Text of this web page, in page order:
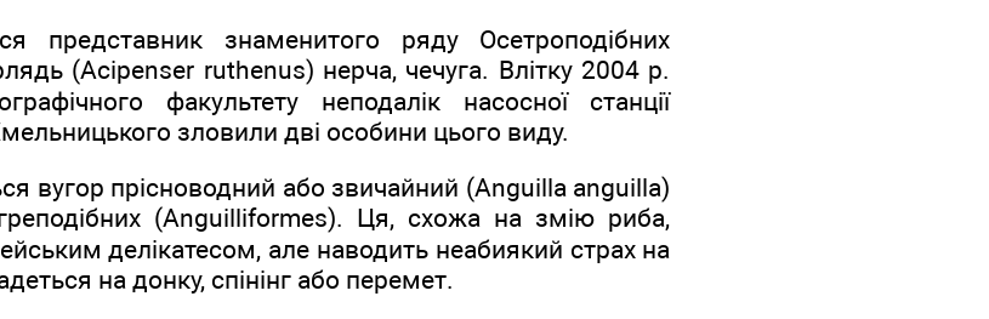
представник знаменитого ряду Осетроподібних
(Acipenser ruthenus) нерча, чечуга. Влітку 2004 р.
факультету неподалік насосної станції
зловили дві особини цього виду.
вугор прісноводний або звичайний (Anguilla anguilla)
(Anguilliformes). Ця, схожа на змію риба,
делікатесом, але наводить неабиякий страх на
на донку, спінінг або перемет.